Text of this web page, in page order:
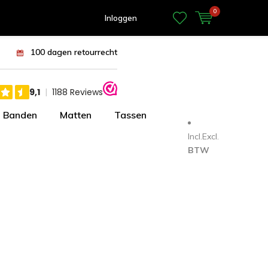
Inloggen
0
100 dagen retourrecht
Banden Matten Tassen
Incl.Excl.
BTW